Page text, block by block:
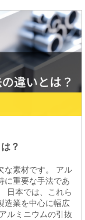
？
な素材です。 アル
に重要な手法であ
日本では、これら
造業を中心に幅広
ルミニウムの引抜